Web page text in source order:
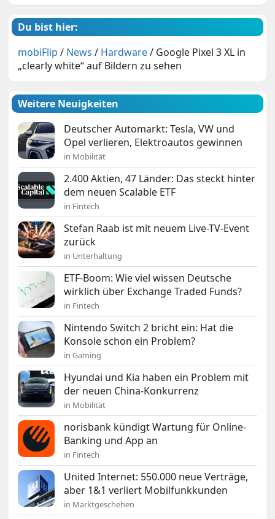
Du bist hier:
mobiFlip / News / Hardware/ Google Pixel 3 XL in
„clearly white“ auf Bildern zu sehen
Weitere Neuigkeiten
Deutscher Automarkt: Tesla, VW und
Opel verlieren, Elektroautos gewinnen
in Mobilität
2.400 Aktien, 47 Länder: Das steckt hinter
dem neuen Scalable ETF
in Fintech
Stefan Raab ist mit neuem Live-TV-Event
zurück
in Unterhaltung
ETF-Boom: Wie viel wissen Deutsche
wirklich über Exchange Traded Funds?
in Fintech
Nintendo Switch 2 bricht ein: Hat die
Konsole schon ein Problem?
in Gaming
Hyundai und Kia haben ein Problem mit
der neuen China-Konkurrenz
in Mobilität
norisbank kündigt Wartung für Online-
Banking und App an
in Fintech
United Internet: 550.000 neue Verträge,
aber 1&1 verliert Mobilfunkkunden
in Marktgeschehen